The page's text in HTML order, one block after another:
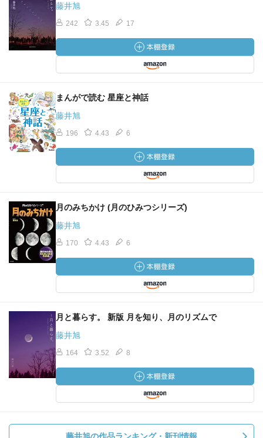
藤井旭
242 3.45 17
まんがで読む 星座と神話
藤井旭
196 4.43 6
月のみちかけ (月のひみつシリーズ)
藤井旭
170 4.43 6
月と暮らす。 新版 月を知り、月のリズムで
藤井旭
164 3.52 8